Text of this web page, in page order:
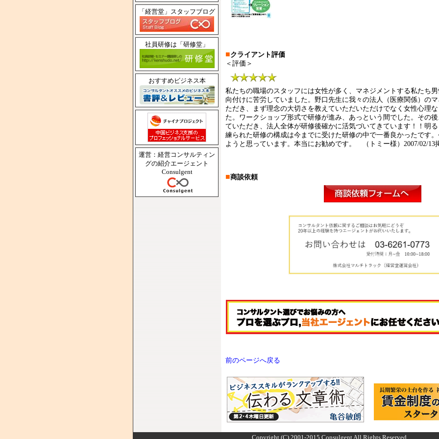
「経営堂」スタッフブログ
社員研修は「研修堂」
おすすめビジネス本
運営：経営コンサルティン
グの紹介エージェント
Consulgent
■クライアント評価
＜評価＞
私たちの職場のスタッフには女性が多く、マネジメントする私たち
向付けに苦労していました。野口先生に我々の法人（医療関係）の
ただき、まず理念の大切さを教えていただいただけでなく女性心理
た。ワークショップ形式で研修が進み、あっという間でした。その
ていただき、法人全体が研修後確かに活気づいてきています！！明
練られた研修の構成は今までに受けた研修の中で一番良かったです
ようと思っています。本当にお勧めです。 （トミー様）2007/02/13
■商談依頼
前のページへ戻る
Copyright (C) 2001-2015 Consulgent All Rights Reserved